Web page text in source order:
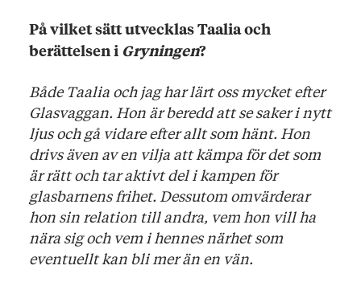
På vilket sätt utvecklas Taalia och
berättelsen i Gryningen?
Både Taalia och jag har lärt oss mycket efter
Glasvaggan. Hon är beredd att se saker i nytt
ljus och gå vidare efter allt som hänt. Hon
drivs även av en vilja att kämpa för det som
är rätt och tar aktivt del i kampen för
glasbarnens frihet. Dessutom omvärderar
hon sin relation till andra, vem hon vill ha
nära sig och vem i hennes närhet som
eventuellt kan bli mer än en vän.